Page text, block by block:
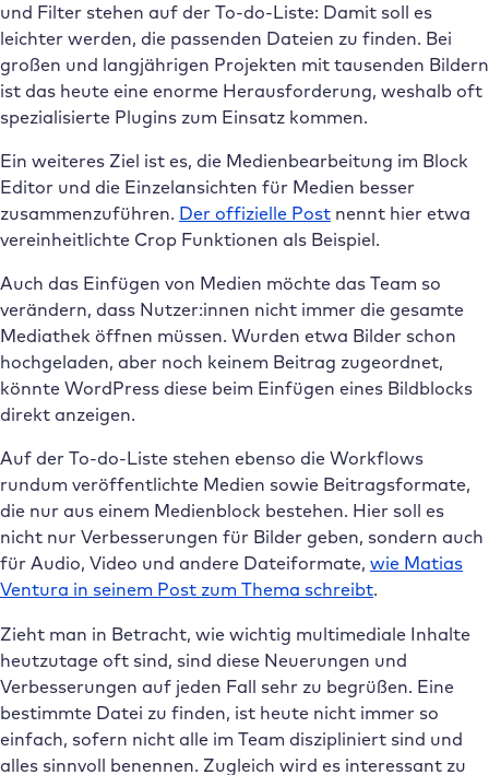
und Filter stehen auf der To-do-Liste: Damit soll es
leichter werden, die passenden Dateien zu finden. Bei
großen und langjährigen Projekten mit tausenden Bildern
ist das heute eine enorme Herausforderung, weshalb oft
spezialisierte Plugins zum Einsatz kommen.
Ein weiteres Ziel ist es, die Medienbearbeitung im Block
Editor und die Einzelansichten für Medien besser
zusammenzuführen. Der offizielle Post nennt hier etwa
vereinheitlichte Crop Funktionen als Beispiel.
Auch das Einfügen von Medien möchte das Team so
verändern, dass Nutzer:innen nicht immer die gesamte
Mediathek öffnen müssen. Wurden etwa Bilder schon
hochgeladen, aber noch keinem Beitrag zugeordnet,
könnte WordPress diese beim Einfügen eines Bildblocks
direkt anzeigen.
Auf der To-do-Liste stehen ebenso die Workflows
rundum veröffentlichte Medien sowie Beitragsformate,
die nur aus einem Medienblock bestehen. Hier soll es
nicht nur Verbesserungen für Bilder geben, sondern auch
für Audio, Video und andere Dateiformate, wie Matias
Ventura in seinem Post zum Thema schreibt.
Zieht man in Betracht, wie wichtig multimediale Inhalte
heutzutage oft sind, sind diese Neuerungen und
Verbesserungen auf jeden Fall sehr zu begrüßen. Eine
bestimmte Datei zu finden, ist heute nicht immer so
einfach, sofern nicht alle im Team diszipliniert sind und
alles sinnvoll benennen. Zugleich wird es interessant zu